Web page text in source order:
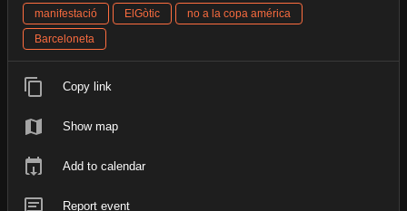
manifestació ElGòtic
no a la copa américa
Barceloneta
Copy link
Show map
Add to calendar
Report event